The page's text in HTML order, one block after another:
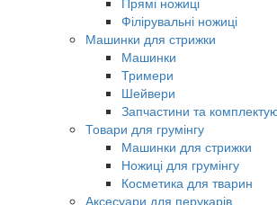
Філірувальні ножиці
Машинки для стрижки
Машинки
Тримери
Шейвери
Запчастини та
Товари для грумінгу
Машинки для стрижки
Ножиці для грумінгу
Косметика для тварин
Аксесуари для перукарів